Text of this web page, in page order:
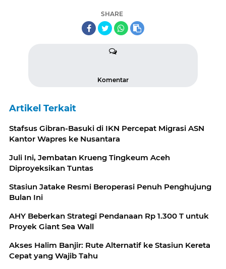
SHARE
Komentar
Artikel Terkait
Stafsus Gibran-Basuki di IKN Percepat Migrasi ASN
Kantor Wapres ke Nusantara
Juli Ini, Jembatan Krueng Tingkeum Aceh
Diproyeksikan Tuntas
Stasiun Jatake Resmi Beroperasi Penuh Penghujung
Bulan Ini
AHY Beberkan Strategi Pendanaan Rp 1.300 T untuk
Proyek Giant Sea Wall
Akses Halim Banjir: Rute Alternatif ke Stasiun Kereta
Cepat yang Wajib Tahu